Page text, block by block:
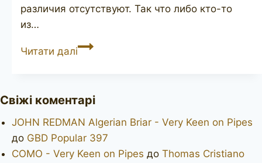
различия отсутствуют. Так что либо кто-то
из…
Читати даліGrosvenor
Свіжі коментарі
JOHN REDMAN Algerian Briar - Very Keen on Pipes
до GBD Popular 397
COMO - Very Keen on Pipes до Thomas Cristiano